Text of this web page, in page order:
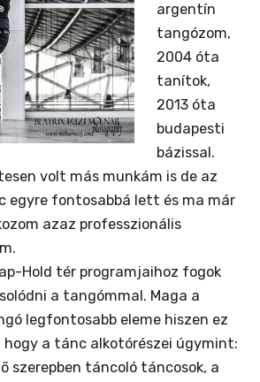
argentín
tangózom,
2004 óta
tanítok,
2013 óta
budapesti
bázissal.
volt más munkám is de az
egyre fontosabbá lett és ma már
azaz professzionális
Hold tér programjaihoz fogok
a tangómmal. Maga a
legfontosabb eleme hiszen ez
hogy a tánc alkotórészei úgymint:
szerepben táncoló táncosok, a